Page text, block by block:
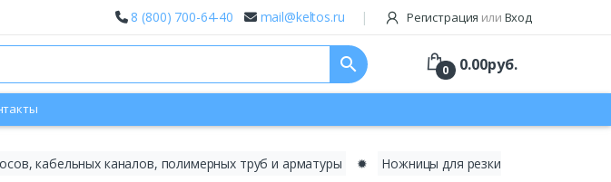
8 (800) 700-64-40 mail@keltos.ru Регистрация или Вход
search 0 0.00руб.
кабельных каналов, полимерных труб и арматуры ✹
Ножницы для резки